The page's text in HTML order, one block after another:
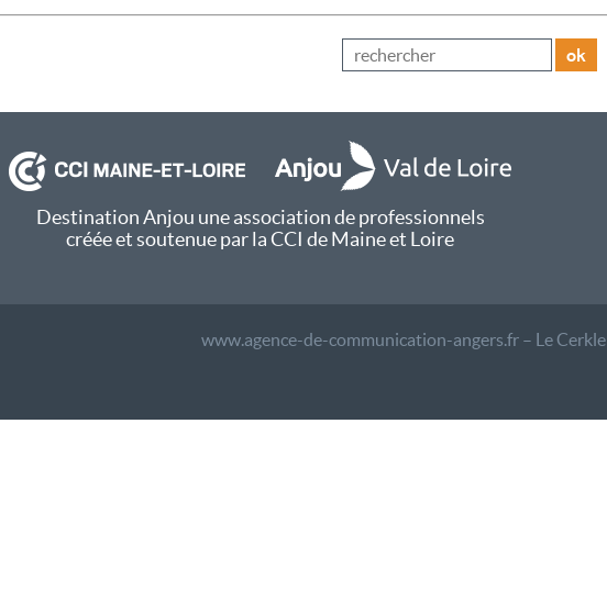
ok
Destination Anjou une association de professionnels
créée et soutenue par la CCI de Maine et Loire
www.agence-de-communication-angers.fr – Le Cerkle